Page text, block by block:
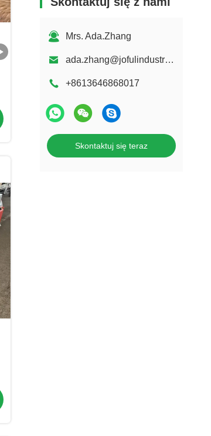
Mrs. Ada.Zhang
ada.zhang@jofulindustry.com
+8613646868017
Skontaktuj się teraz